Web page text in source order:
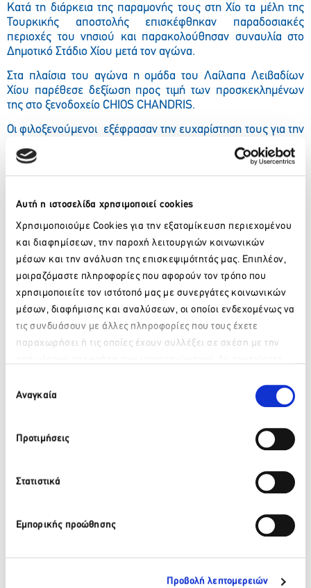
Αυτή η ιστοσελίδα χρησιμοποιεί cookies
Χρησιμοποιούμε Cookies για την εξατομίκευση περιεχομένου
και διαφημίσεων, την παροχή λειτουργιών κοινωνικών
μέσων και την ανάλυση της επισκεψιμότητάς μας. Επιπλέον,
μοιραζόμαστε πληροφορίες που αφορούν τον τρόπο που
χρησιμοποιείτε τον ιστότοπό μας με συνεργάτες κοινωνικών
μέσων, διαφήμισης και αναλύσεων, οι οποίοι ενδεχομένως να
τις συνδυάσουν με άλλες πληροφορίες που τους έχετε
παραχωρήσει ή τις οποίες έχουν συλλέξει σε σχέση με την
των Cookies μας.
συγκατάθεσης
Αναγκαία
Προτιμήσεις
Στατιστικά
Εμπορικής προώθησης
Προβολή λεπτομερειών
Κατά τη διάρκεια της παραμονής τους στη Χίο τα μέλη της
Τουρκικής αποστολής επισκέφθηκαν παραδοσιακές
περιοχές του νησιού και παρακολούθησαν συναυλία στο
Δημοτικό Στάδιο Χίου μετά τον αγώνα.
Στα πλαίσια του αγώνα η ομάδα του Λαίλαπα Λειβαδίων
Χίου παρέθεσε δεξίωση προς τιμή των προσκεκλημένων
της στο ξενοδοχείο CHIOS CHANDRIS.
Οι φιλοξενούμενοι εξέφρασαν την ευχαρίστηση τους για την
άψογη υποδοχή και φιλοξενία που τους προσφέρθηκε.
Το ξενοδοχείο CHIOS CHANDRIS είναι κτισμένο σε
Μουσείο, την βιβλιοθήκη Κοραή, το κάστρο και την αγορά
της πόλης. Το ξενοδοχείο διαθέτει 139 δωμάτια και σουίτες,
εστιατόριο με ελληνική και ξένη κουζίνα, ενώ τους
καλοκαιρινούς μήνες λειτουργεί snack bar στην πισίνα του
ξενοδοχείου. Τέλος, το ξενοδοχείο διαθέτει αίθουσα
συνεδρίων για 200 άτομα.
Facebook Twitter LinkedIn
Πίσω
αθλήτριας Γεωργίας Δαμασιώτη
Περισσότερα
ΒΙΚΟΣ: Η Νικόλ Παυλοπούλου εντάσσεται στην ομάδα